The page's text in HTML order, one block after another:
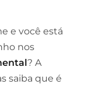
e você está
nos
? A
saiba que é